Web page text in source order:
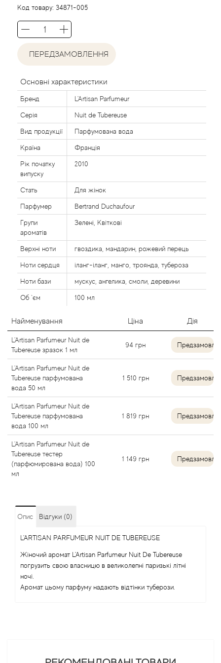
Код товару: 34871-005
ПЕРЕДЗАМОВЛЕННЯ
Основні характеристики
Бренд L'Artisan Parfumeur
Серія Nuit de Tubereuse
Вид продукції Парфумована вода
Країна Франція
Рік початку
випуску
2010
Стать Для жінок
Парфумер Bertrand Duchaufour
Групи
ароматів
Зелені, Квіткові
Верхні ноти гвоздика, мандарин, рожевий перець
Ноти сердця іланг-іланг, манго, троянда, тубероза
Ноти бази мускус, ангелика, смоли, деревини
Об `єм 100 мл
Найменування Ціна Дія
L'Artisan Parfumeur Nuit de
Tubereuse зразок 1 мл
94 грн
L'Artisan Parfumeur Nuit de
Tubereuse парфумована
вода 50 мл
1 510 грн
L'Artisan Parfumeur Nuit de
Tubereuse парфумована
вода 100 мл
1 819 грн
L'Artisan Parfumeur Nuit de
Tubereuse тестер
(парфюмирована вода) 100
мл
1 149 грн
Опис Відгуки (0)
L'ARTISAN PARFUMEUR NUIT DE TUBEREUSE
Жіночий аромат L'Artisan Parfumeur Nuit De Tubereuse
погрузить свою власницю в великолепні паризькі літні
ночі.
Аромат цьому парфуму надають відтінки туберози.
Agent Provocateur
Agonist
Aigner
Aj Arabia (Widian)
Ajmal
Al Haramain
Al Jazeera
Alaia Paris
Alexander McQueen
Alexandre Barthet
Alexandre J
Alfred Dunhill
Alyssa Ashley
American Crew
Amouage
Amouroud
Andre L'Arom
Angel Schlesser
Anna Sui
Annayake
Anne Fontaine
Annick Goutal
Antonio Puig